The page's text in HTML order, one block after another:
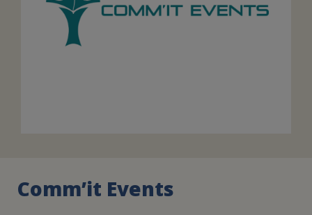
JE DEVIENS
BÉNÉVOLE
Comm’it Events